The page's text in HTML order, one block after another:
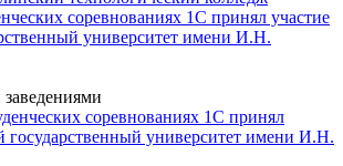
соревнованиях 1С принял участие
университет имени И.Н.